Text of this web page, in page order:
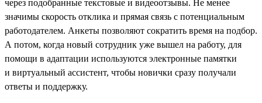
через подобранные текстовые и видеоотзывы. Не менее
значимы скорость отклика и прямая связь с потенциальным
работодателем. Анкеты позволяют сократить время на подбор.
А потом, когда новый сотрудник уже вышел на работу, для
помощи в адаптации используются электронные памятки
и виртуальный ассистент, чтобы новички сразу получали
ответы и поддержку.